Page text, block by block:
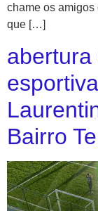
chame os amigos
que […]
abertura
Bairro